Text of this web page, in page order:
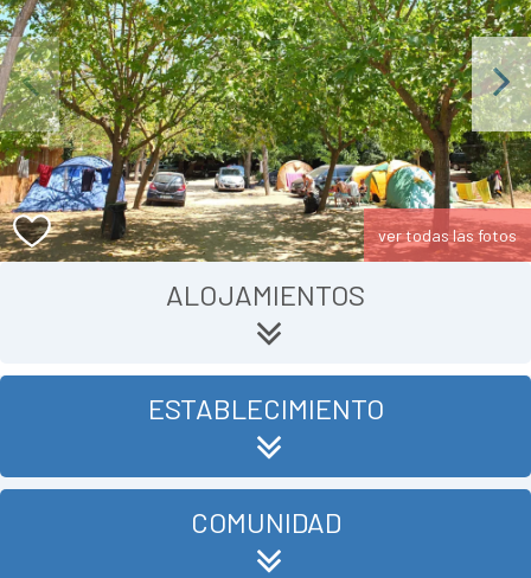
Next
ver todas las fotos
ALOJAMIENTOS
ESTABLECIMIENTO
COMUNIDAD